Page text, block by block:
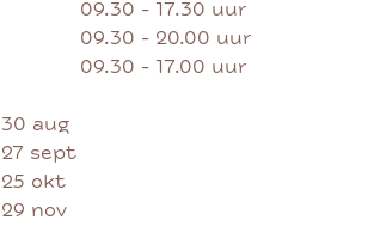
09.30 - 17.30 uur
09.30 - 20.00 uur
09.30 - 17.00 uur
30 aug
27 sept
25 okt
29 nov